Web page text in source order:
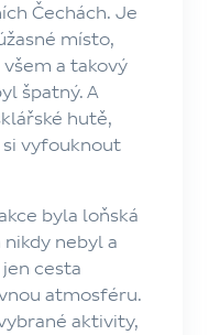
Čechách. Je
místo,
a takový
špatný. A
hutě,
vyfouknout
byla loňská
nebyl a
cesta
atmosféru.
aktivity,